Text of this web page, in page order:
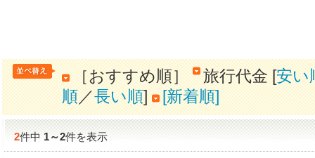
［おすすめ順］ 旅行代金 [安い
順／長い順] [新着順]
2件中1～2件を表示